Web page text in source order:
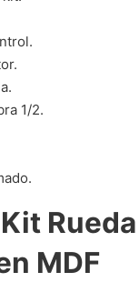
1/2.
MDF